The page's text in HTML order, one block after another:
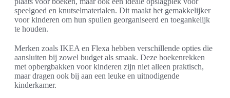
speelgoed en knutselmaterialen. Dit maakt het gemakkelijker
voor kinderen om hun spullen georganiseerd en toegankelijk
te houden.
Merken zoals IKEA en Flexa hebben verschillende opties die
aansluiten bij zowel budget als smaak. Deze boekenrekken
met opbergbakken voor kinderen zijn niet alleen praktisch,
maar dragen ook bij aan een leuke en uitnodigende
kinderkamer.